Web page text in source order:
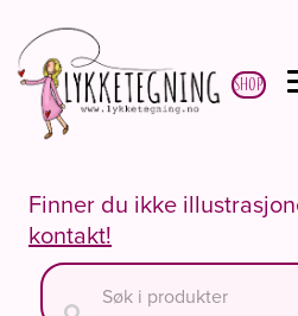
Shop
Finner du ikke
kontakt!